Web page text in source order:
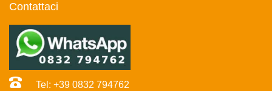
Contattaci
Tel: +39 0832 794762